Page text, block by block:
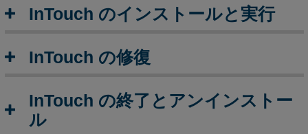
ラ
ブ
シ
ュ
テ
ン
InTouch のインストールと実行
InTouch の修復
InTouch の終了とアンインストー
ル